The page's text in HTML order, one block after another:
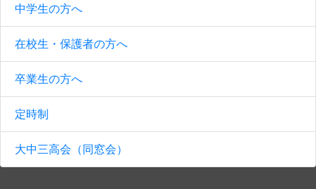
中学生の方へ
在校生・保護者の方へ
卒業生の方へ
定時制
大中三高会（同窓会）